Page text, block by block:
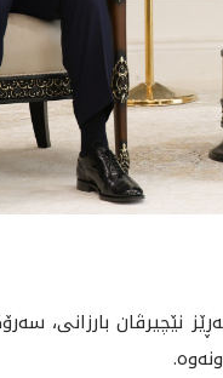
درێژەی دیدارەکانیدا لە بەغدا، پاشنیوەڕۆی ئەمڕۆ